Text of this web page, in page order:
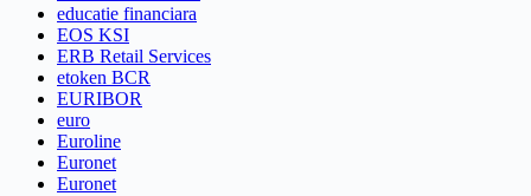
educatie financiara
EOS KSI
ERB Retail Services
etoken BCR
EURIBOR
euro
Euroline
Euronet
Euronet